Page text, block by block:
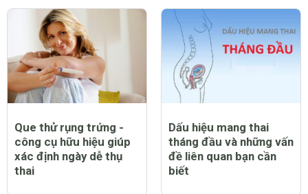
Que thử rụng trứng -
công cụ hữu hiệu giúp
xác định ngày dễ thụ
thai
Dấu hiệu mang thai
tháng đầu và những vấn
đề liên quan bạn cần
biết